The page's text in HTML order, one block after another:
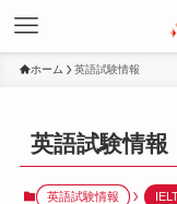
ホーム 英語試験情報
英語試験情報
英語試験情報